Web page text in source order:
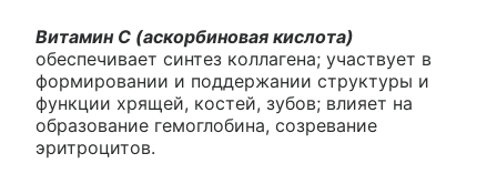
Витамин С (аскорбиновая кислота)
обеспечивает синтез коллагена; участвует в
формировании и поддержании структуры и
функции хрящей, костей, зубов; влияет на
образование гемоглобина, созревание
эритроцитов.